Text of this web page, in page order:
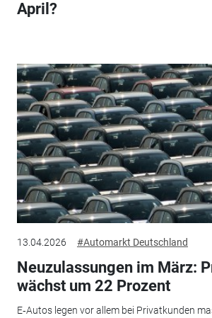
April?
13.04.2026 #Automarkt Deutschland
Neuzulassungen im März:
wächst um 22 Prozent
E‑Autos legen vor allem bei Privatkunden